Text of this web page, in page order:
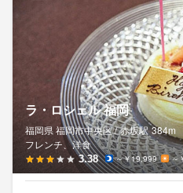
ラ・ロシェル 福岡
福岡県 福岡市中央区 / 赤坂駅 384m
フレンチ、洋食
3.38 ～￥19,999 ～